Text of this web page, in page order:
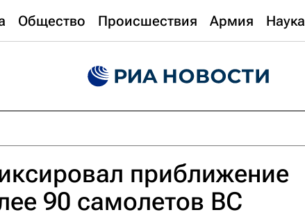
Общество Происшествия Армия Наука
приближение
90 самолетов ВС